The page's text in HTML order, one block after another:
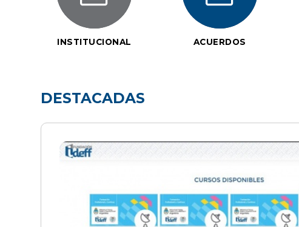
INSTITUCIONAL ACUERDOS
DESTACADAS